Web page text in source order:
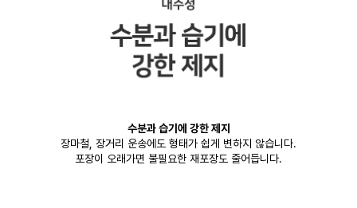
수분과 습기에 강한 제지
장마철, 장거리 운송에도 형태가 쉽게 변하지 않습니다.
포장이 오래가면 불필요한 재포장도 줄어듭니다.